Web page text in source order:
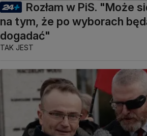
Rozłam w PiS. "Może
na tym, że po wyborach
dogadać"
TAK JEST